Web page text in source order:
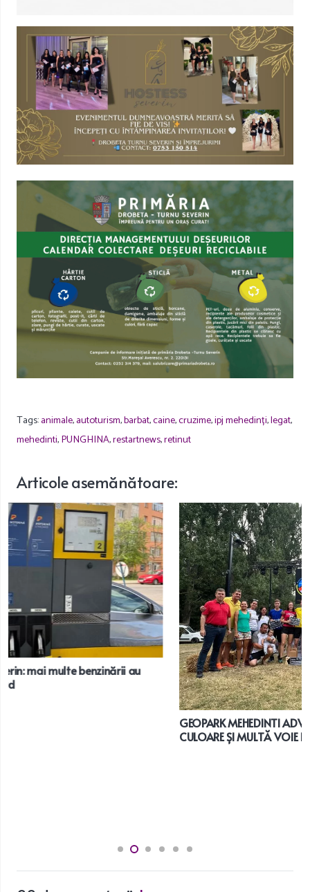
Tags:animale,autoturism,barbat,caine,cruzime,ipj mehedinți,legat,
mehedinti,PUNGHINA,restartnews,retinut
Articoleasemănătoare:
GEOPARK MEHEDINTI ADVENTURE, SPECTACOL, SPORT,